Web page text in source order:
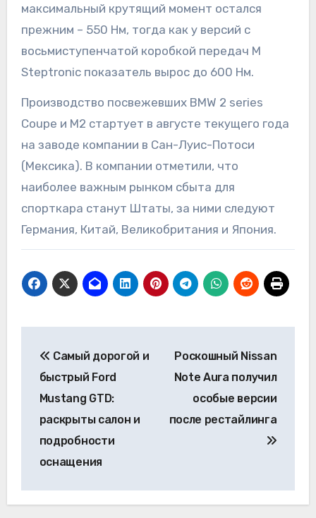
максимальный крутящий момент остался
прежним – 550 Нм, тогда как у версий с
восьмиступенчатой коробкой передач M
Steptronic показатель вырос до 600 Нм.
Производство посвежевших BMW 2 series
Coupe и M2 стартует в августе текущего года
на заводе компании в Сан-Луис-Потоси
(Мексика). В компании отметили, что
наиболее важным рынком сбыта для
спорткара станут Штаты, за ними следуют
Германия, Китай, Великобритания и Япония.
по
записям
Самый дорогой и
быстрый Ford
Mustang GTD:
раскрыты салон и
подробности
оснащения
Роскошный Nissan
Note Aura получил
особые версии
после рестайлинга